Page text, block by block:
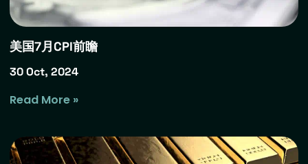
美国7月CPI前瞻
30 Oct, 2024
Read More »